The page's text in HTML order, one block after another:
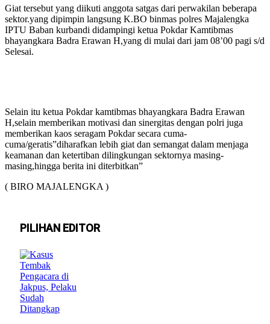
Giat tersebut yang diikuti anggota satgas dari perwakilan beberapa
sektor.yang dipimpin langsung K.BO binmas polres Majalengka
IPTU Baban kurbandi didampingi ketua Pokdar Kamtibmas
bhayangkara Badra Erawan H,yang di mulai dari jam 08’00 pagi s/d
Selesai.
Selain itu ketua Pokdar kamtibmas bhayangkara Badra Erawan
H,selain memberikan motivasi dan sinergitas dengan polri juga
memberikan kaos seragam Pokdar secara cuma-
cuma/geratis”diharafkan lebih giat dan semangat dalam menjaga
keamanan dan ketertiban dilingkungan sektornya masing-
masing,hingga berita ini diterbitkan”
( BIRO MAJALENGKA )
PILIHAN EDITOR